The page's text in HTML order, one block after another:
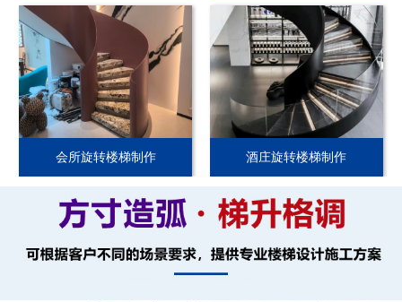
会所旋转楼梯制作 酒庄旋转楼梯制作